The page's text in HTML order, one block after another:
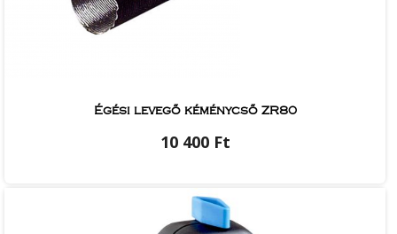
Égési levegő kéménycső ZR80
10 400 Ft